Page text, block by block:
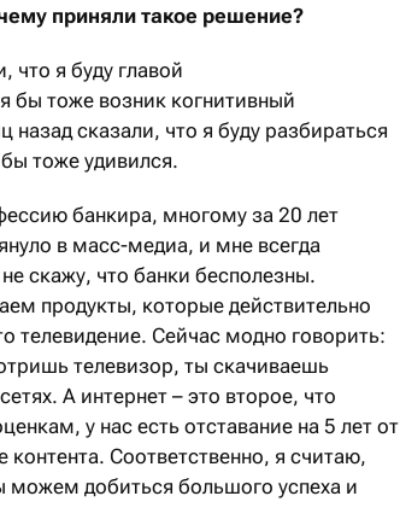
приняли такое решение?
что я буду главой
бы тоже возник когнитивный
сказали, что я буду разбираться
тоже удивился.
банкира, многому за 20 лет
в масс-медиа, и мне всегда
скажу, что банки бесполезны.
продукты, которые действительно
телевидение. Сейчас модно говорить:
телевизор, ты скачиваешь
А интернет – это второе, что
у нас есть отставание на 5 лет от
контента. Соответственно, я считаю,
добиться большого успеха и